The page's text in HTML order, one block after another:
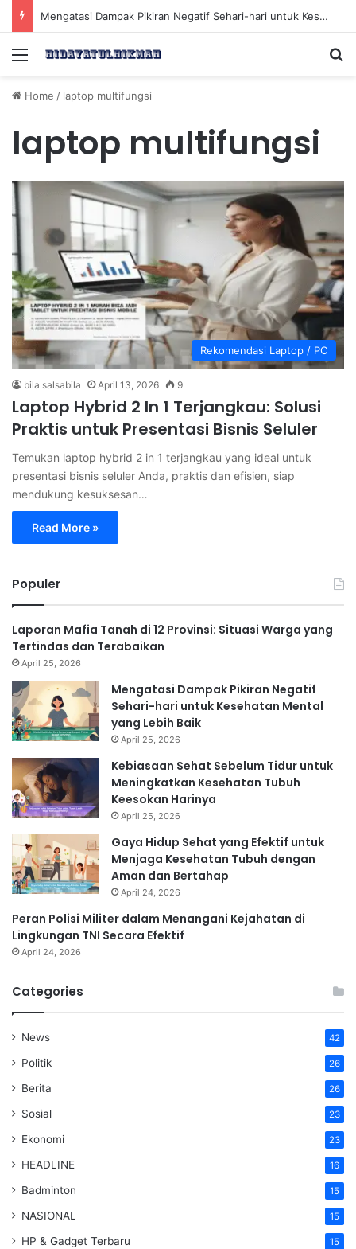
Mengatasi Dampak Pikiran Negatif Sehari-hari untuk Kesehatan Mental yang Lebih Baik
Menu
Home / laptop multifungsi
laptop multifungsi
Rekomendasi Laptop / PC
bila salsabila April 13, 2026 9
Laptop Hybrid 2 In 1 Terjangkau: Solusi
Praktis untuk Presentasi Bisnis Seluler
Temukan laptop hybrid 2 in 1 terjangkau yang ideal untuk
presentasi bisnis seluler Anda, praktis dan efisien, siap
mendukung kesuksesan…
Read More »
Populer
Laporan Mafia Tanah di 12 Provinsi: Situasi Warga yang
Tertindas dan Terabaikan
April 25, 2026
Mengatasi Dampak Pikiran Negatif
Sehari-hari untuk Kesehatan Mental
yang Lebih Baik
April 25, 2026
Kebiasaan Sehat Sebelum Tidur untuk
Meningkatkan Kesehatan Tubuh
Keesokan Harinya
April 25, 2026
Gaya Hidup Sehat yang Efektif untuk
Menjaga Kesehatan Tubuh dengan
Aman dan Bertahap
April 24, 2026
Peran Polisi Militer dalam Menangani Kejahatan di
Lingkungan TNI Secara Efektif
April 24, 2026
Categories
News 42
Politik 26
Berita 26
Sosial 23
Ekonomi 23
HEADLINE 16
Badminton 15
NASIONAL 15
HP & Gadget Terbaru 15